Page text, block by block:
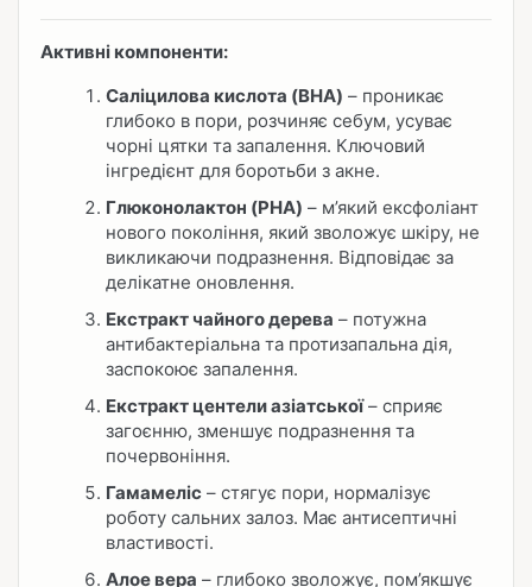
Активні компоненти:
Саліцилова кислота (BHA) – проникає
глибоко в пори, розчиняє себум, усуває
чорні цятки та запалення. Ключовий
інгредієнт для боротьби з акне.
Глюконолактон (PHA) – м’який ексфоліант
нового покоління, який зволожує шкіру, не
викликаючи подразнення. Відповідає за
делікатне оновлення.
Екстракт чайного дерева – потужна
антибактеріальна та протизапальна дія,
заспокоює запалення.
Екстракт центели азіатської– сприяє
загоєнню, зменшує подразнення та
почервоніння.
Гамамеліс – стягує пори, нормалізує
роботу сальних залоз. Має антисептичні
властивості.
Алое вера – глибоко зволожує, пом’якшує